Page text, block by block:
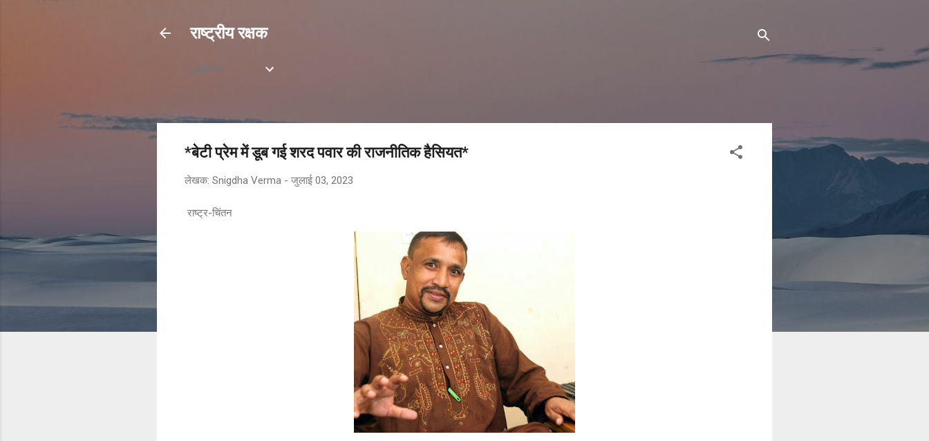
राष्ट्रीय रक्षक
Labels
*बेटी प्रेम में डूब गई शरद पवार की राजनीतिक हैसियत*
लेखक: Snigdha Verma - जुलाई 03, 2023
राष्ट्र-चिंतन